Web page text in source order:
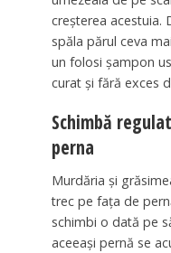
creșterea acestuia.
spăla părul ceva
un folosi șampon
curat și fără exces
Schimbă
perna
Murdăria și
trec pe fața de
schimbi o dată pe
aceeași pernă se